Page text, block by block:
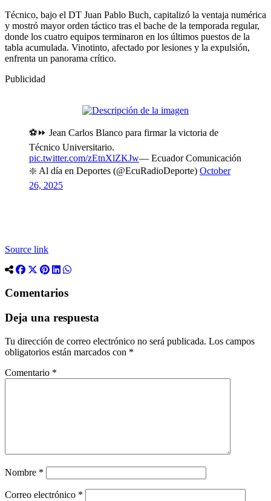
Técnico, bajo el DT Juan Pablo Buch, capitalizó la ventaja numérica
y mostró mayor orden táctico tras el bache de la temporada regular,
donde los cuatro equipos terminaron en los últimos puestos de la
tabla acumulada. Vinotinto, afectado por lesiones y la expulsión,
enfrenta un panorama crítico.
Publicidad
⚽️⏩️ Jean Carlos Blanco para firmar la victoria de
Técnico Universitario.
pic.twitter.com/zEtnXlZKJw— Ecuador Comunicación
❇️ Al día en Deportes (@EcuRadioDeporte) October
26, 2025
Source link
Comentarios
Deja una respuesta
Tu dirección de correo electrónico no será publicada. Los campos
obligatorios están marcados con *
Comentario *
Nombre *
Correo electrónico *